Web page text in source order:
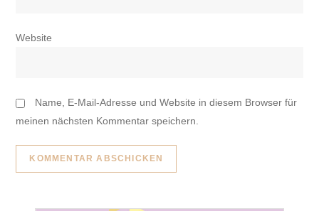
Website
Name, E-Mail-Adresse und Website in diesem Browser für
meinen nächsten Kommentar speichern.